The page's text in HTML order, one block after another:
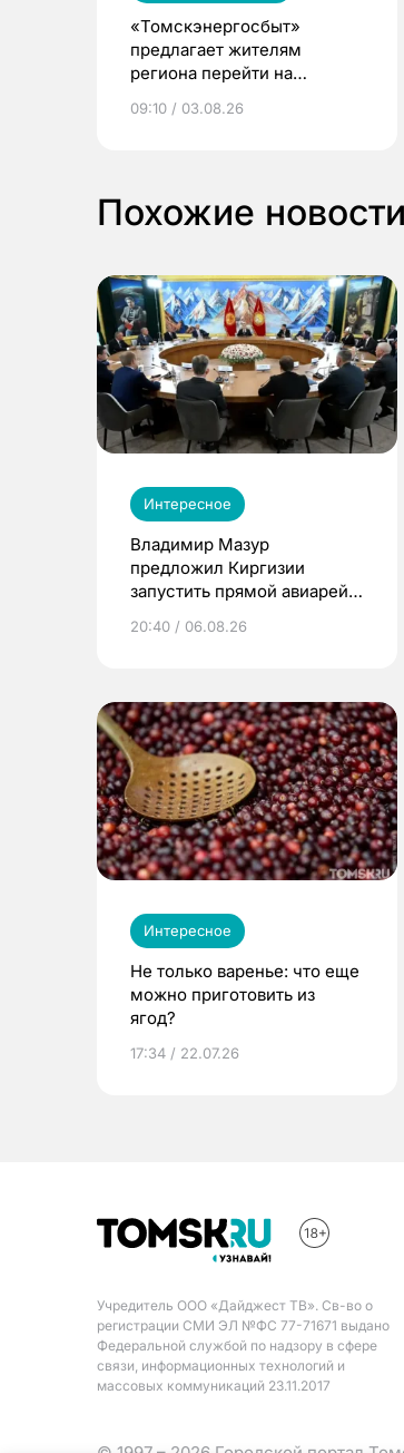
«Томскэнергосбыт»
предлагает жителям
региона перейти на
выиграть призы
09:10 / 03.08.26
Похожие новости
Интересное
Владимир Мазур
предложил Киргизии
запустить прямой авиарейс
20:40 / 06.08.26
Интересное
Не только варенье: что еще
можно приготовить из
ягод?
17:34 / 22.07.26
Учредитель ООО «Дайджест ТВ». Св-во о
регистрации СМИ ЭЛ №ФС 77-71671 выдано
Федеральной службой по надзору в сфере
связи, информационных технологий и
массовых коммуникаций 23.11.2017